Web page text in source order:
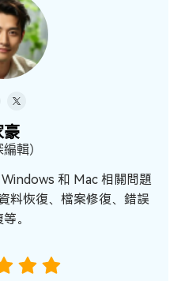
豪
編輯）
和 Mac 相關問題
料恢復、檔案修復、錯誤
。